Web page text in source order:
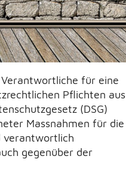
für eine
Pflichten aus
(DSG)
Massnahmen für die
verantwortlich
gegenüber der